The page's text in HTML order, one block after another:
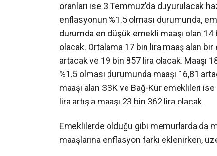
oranları ise 3 Temmuz’da duyurulacak
enflasyonun %1.5 olması durumunda,
durumda en düşük emekli maaşı olan
olacak. Ortalama 17 bin lira maaş alan bir
artacak ve 19 bin 857 lira olacak. Maaşı
%1.5 olması durumunda maaşı 16,81
maaşı alan SSK ve Bağ-Kur emeklileri
lira artışla maaşı 23 bin 362 lira olacak.
Emeklilerde olduğu gibi memurlarda da
maaşlarına enflasyon farkı eklenirken,